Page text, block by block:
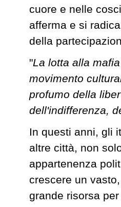
cuore e nelle
afferma e si
della
"La lotta alla
movimento
profumo della
dell'indifferenza,
In questi anni, gli
altre città, non
appartenenza
crescere un
grande risorsa